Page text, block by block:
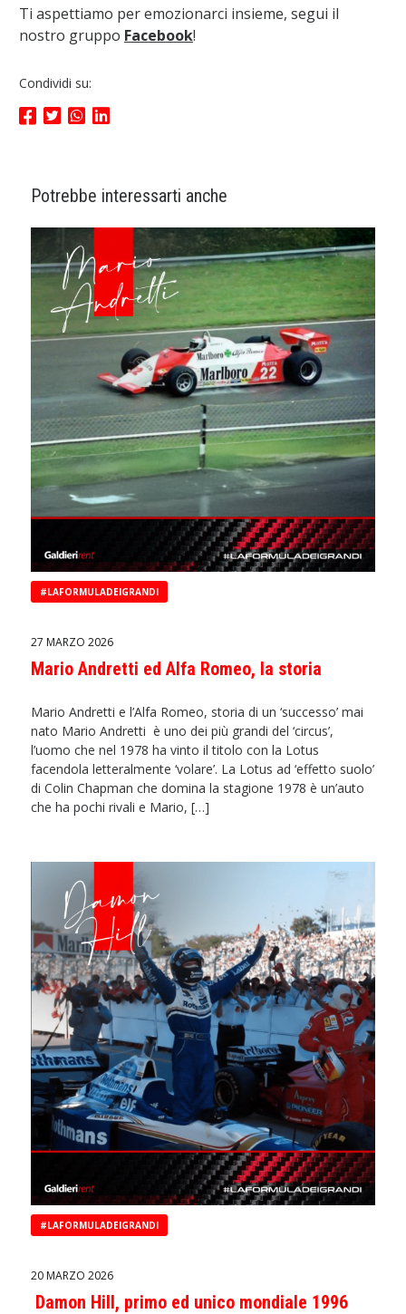
Ti aspettiamo per emozionarci insieme, segui il
nostro gruppo Facebook!
Condividi su:
Potrebbe interessarti anche
#LAFORMULADEIGRANDI
27 MARZO 2026
Mario Andretti ed Alfa Romeo, la storia
Mario Andretti e l’Alfa Romeo, storia di un ‘successo’ mai
nato Mario Andretti è uno dei più grandi del ‘circus’,
l’uomo che nel 1978 ha vinto il titolo con la Lotus
facendola letteralmente ‘volare’. La Lotus ad ‘effetto suolo’
di Colin Chapman che domina la stagione 1978 è un’auto
che ha pochi rivali e Mario, […]
#LAFORMULADEIGRANDI
20 MARZO 2026
Damon Hill, primo ed unico mondiale 1996